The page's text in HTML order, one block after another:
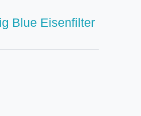
Blue Eisenfilter